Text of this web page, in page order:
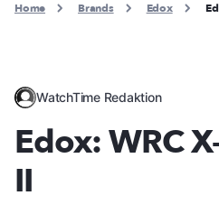
Home Brands Edox
WatchTime Redaktion
Edox: WRC
II